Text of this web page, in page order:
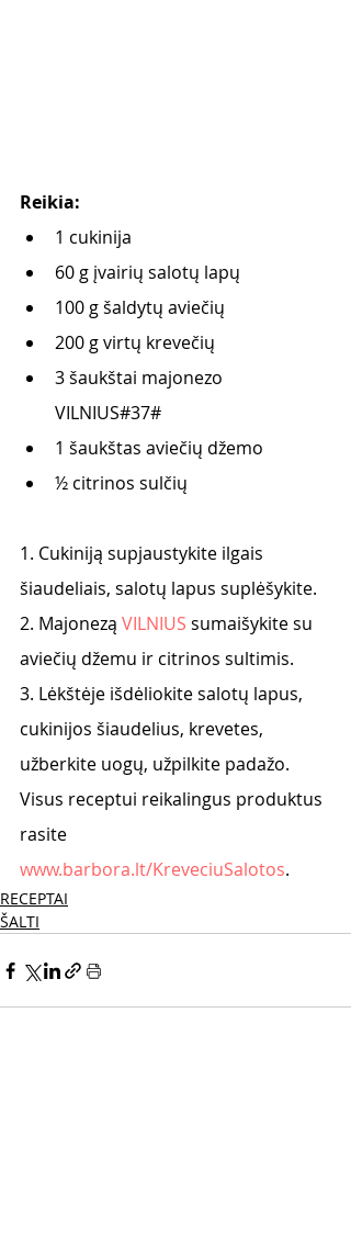
Reikia:
1 cukinija
60 g įvairių salotų lapų
100 g šaldytų aviečių
200 g virtų krevečių
3 šaukštai majonezo
VILNIUS#37#
1 šaukštas aviečių džemo
½ citrinos sulčių
1. Cukiniją supjaustykite ilgais
šiaudeliais, salotų lapus suplėšykite.
2. Majonezą VILNIUS sumaišykite su
aviečių džemu ir citrinos sultimis.
3. Lėkštėje išdėliokite salotų lapus,
cukinijos šiaudelius, krevetes,
užberkite uogų, užpilkite padažo.
Visus receptui reikalingus produktus
rasite
www.barbora.lt/KreveciuSalotos.
RECEPTAI
ŠALTI